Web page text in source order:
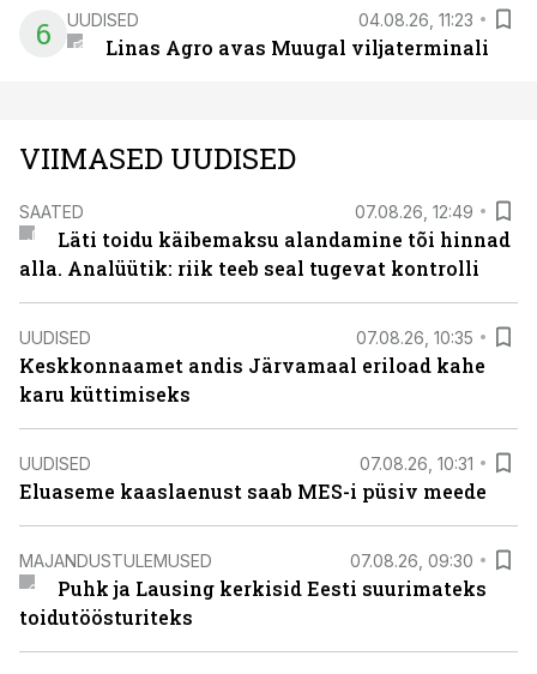
6 UUDISED 04.08.26, 11:23
Linas Agro avas Muugal viljaterminali
VIIMASED UUDISED
SAATED 07.08.26, 12:49
Läti toidu käibemaksu alandamine tõi hinnad
alla. Analüütik: riik teeb seal tugevat kontrolli
UUDISED 07.08.26, 10:35
Keskkonnaamet andis Järvamaal eriload kahe
karu küttimiseks
UUDISED 07.08.26, 10:31
Eluaseme kaaslaenust saab MES-i püsiv meede
MAJANDUSTULEMUSED 07.08.26, 09:30
Puhk ja Lausing kerkisid Eesti suurimateks
toidutöösturiteks